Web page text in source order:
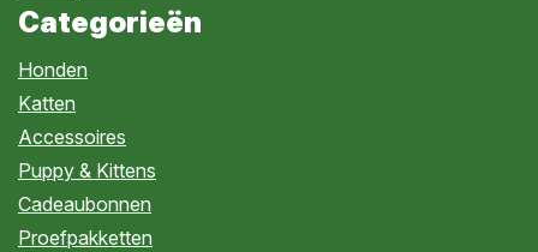
Categorieën
Honden
Katten
Accessoires
Puppy & Kittens
Cadeaubonnen
Proefpakketten